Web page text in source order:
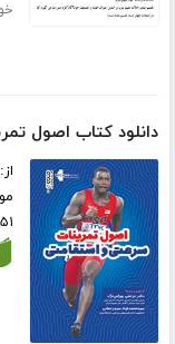
دانلود کتاب اصول
از:
۱۵۱